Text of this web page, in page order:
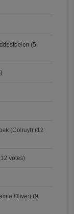
(5
(Colruyt) (12
votes)
Oliver) (9